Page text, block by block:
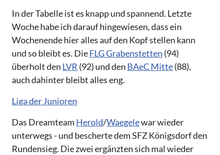
In der Tabelle ist es knapp und spannend. Letzte
Woche habe ich darauf hingewiesen, dass ein
Wochenende hier alles auf den Kopf stellen kann
und so bleibt es. DieFLG Grabenstetten (94)
überholt den LVR (92) und den BAeC Mitte(88),
auch dahinter bleibt alles eng.
Liga der Junioren
Das Dreamteam Herold/Waegelewar wieder
unterwegs - und bescherte dem SFZ Königsdorf den
Rundensieg. Die zwei ergänzten sich mal wieder